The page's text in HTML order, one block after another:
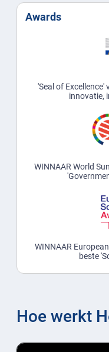
Awards
'Seal of Excellence'
innovatie,
WINNAAR World
WINNAAR
beste
Hoe werkt